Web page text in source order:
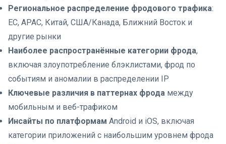
Региональное распределение фродового трафика:
ЕС, APAC, Китай, США/Канада, Ближний Восток и
другие рынки
Наиболее распространённые категории фрода,
включая злоупотребление блэклистами, фрод по
событиям и аномалии в распределении IP
Ключевые различия в паттернах фрода между
мобильным и веб-трафиком
Инсайты по платформам Android и iOS, включая
категории приложений с наибольшим уровнем фрода